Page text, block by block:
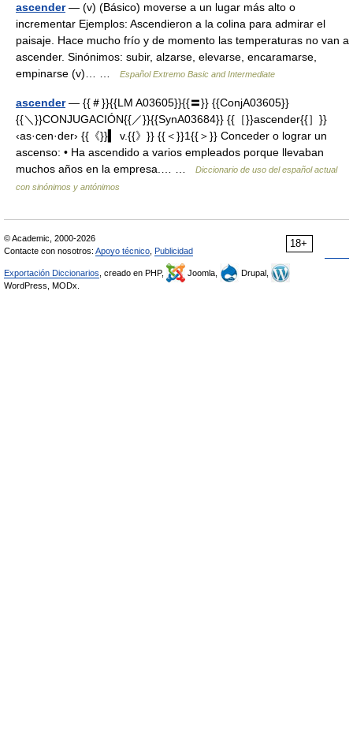
ascender— (v) (Básico) moverse a un lugar más alto o
incrementar Ejemplos: Ascendieron a la colina para admirar el
paisaje. Hace mucho frío y de momento las temperaturas no van a
ascender. Sinónimos: subir, alzarse, elevarse, encaramarse,
empinarse (v)… …
Español Extremo Basic and Intermediate
ascender— {{＃}}{{LM A03605}}{{〓}} {{ConjA03605}}
{{＼}}CONJUGACIÓN{{／}}{{SynA03684}} {{［}}ascender{{］}}
‹as·cen·der› {{《}}▍ v.{{》}} {{＜}}1{{＞}} Conceder o lograr un
ascenso: • Ha ascendido a varios empleados porque llevaban
muchos años en la empresa.… …
Diccionario de uso del español actual
con sinónimos y antónimos
18+
© Academic, 2000-2026
Contacte con nosotros: Apoyo técnico Publicidad
Exportación Diccionarios , creado en PHP, Joomla,
Drupal,
WordPress, MODx.